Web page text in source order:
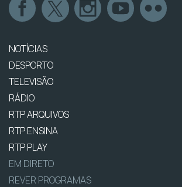
NOTÍCIAS
DESPORTO
TELEVISÃO
RÁDIO
RTP ARQUIVOS
RTP ENSINA
RTP PLAY
EM DIRETO
REVER PROGRAMAS